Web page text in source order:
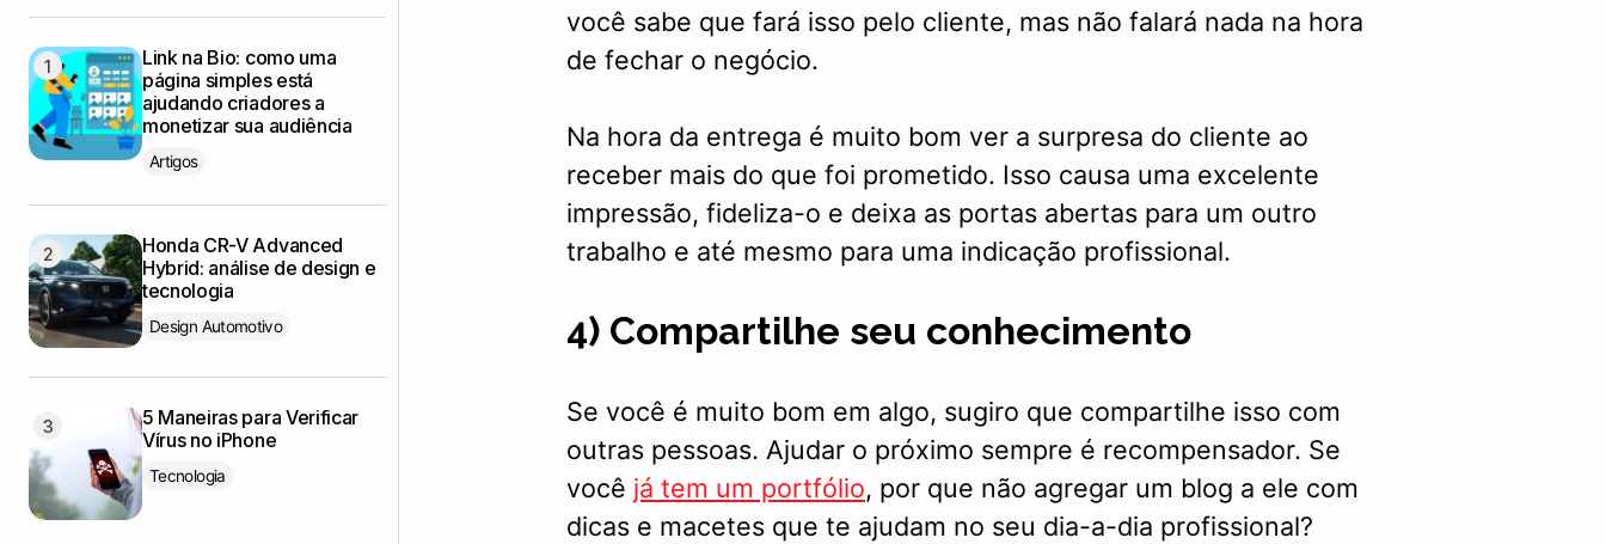
você sabe que fará isso pelo cliente, mas não falará nada na hora
de fechar o negócio.
Na hora da entrega é muito bom ver a surpresa do cliente ao
receber mais do que foi prometido. Isso causa uma excelente
impressão, fideliza-o e deixa as portas abertas para um outro
trabalho e até mesmo para uma indicação profissional.
4) Compartilhe seu conhecimento
Se você é muito bom em algo, sugiro que compartilhe isso com
outras pessoas. Ajudar o próximo sempre é recompensador. Se
você já tem um portfólio, por que não agregar um blog a ele com
dicas e macetes que te ajudam no seu dia-a-dia profissional?
Link na Bio: como uma
página simples está
ajudando criadores a
monetizar sua audiência
Artigos
Honda CR-V Advanced
Hybrid: análise de design e
tecnologia
Design Automotivo
5 Maneiras para Verificar
Vírus no iPhone
Tecnologia